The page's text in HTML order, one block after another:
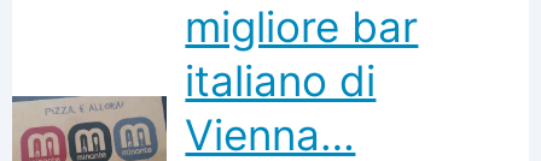
migliore bar
italiano di
Vienna…